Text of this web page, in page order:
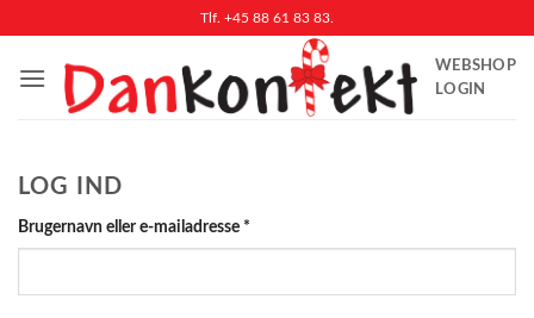
indhold
Tlf. +45 88 61 83 83.
WEBSHOP
LOGIN
LOG IND
Brugernavn eller e-mailadresse *